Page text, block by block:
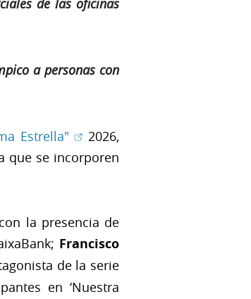
de las oficinas
a personas con
Estrella"(Abrir en ventana nueva)
2026,
que se incorporen
la presencia de
Francisco
de la serie
en ‘Nuestra